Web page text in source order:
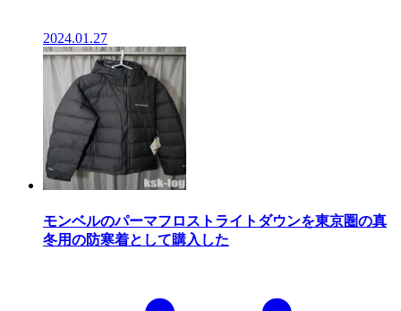
2024.01.27
モンベルのパーマフロストライトダウンを東京圏の真
冬用の防寒着として購入した